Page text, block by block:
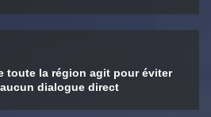
toute la région agit pour éviter
aucun dialogue direct